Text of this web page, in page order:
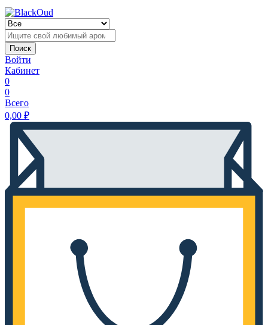
Поиск
Войти
Кабинет
0
0
Всего
0,00 ₽